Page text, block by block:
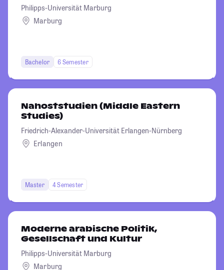
Philipps-Universität Marburg
Marburg
Bachelor 6 Semester
Nahoststudien (Middle Eastern
Studies)
Friedrich-Alexander-Universität Erlangen-Nürnberg
Erlangen
Master 4 Semester
Moderne arabische Politik,
Gesellschaft und Kultur
Philipps-Universität Marburg
Marburg